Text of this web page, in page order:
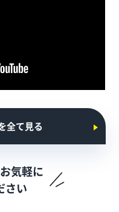
全て見る
気軽に
さい